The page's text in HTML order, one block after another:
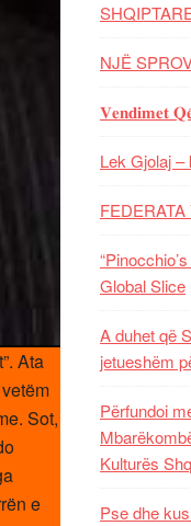
Ata
Sot,
e
NJË
𝐕𝐞𝐧𝐝𝐢𝐦𝐞𝐭
Lek Gjolaj
Global Slice
A duhet që
jetueshëm
Përfundoi
Kulturës
Pse dhe